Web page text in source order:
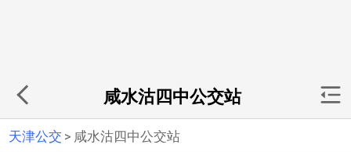
咸水沽四中公交站
天津公交 > 咸水沽四中公交站